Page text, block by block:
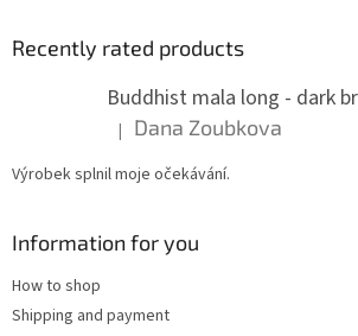
Recently rated products
The product rating is 5 out of 5 stars.
| Dana Zoubkova
Výrobek splnil moje očekávání.
Information for you
How to shop
Shipping and payment